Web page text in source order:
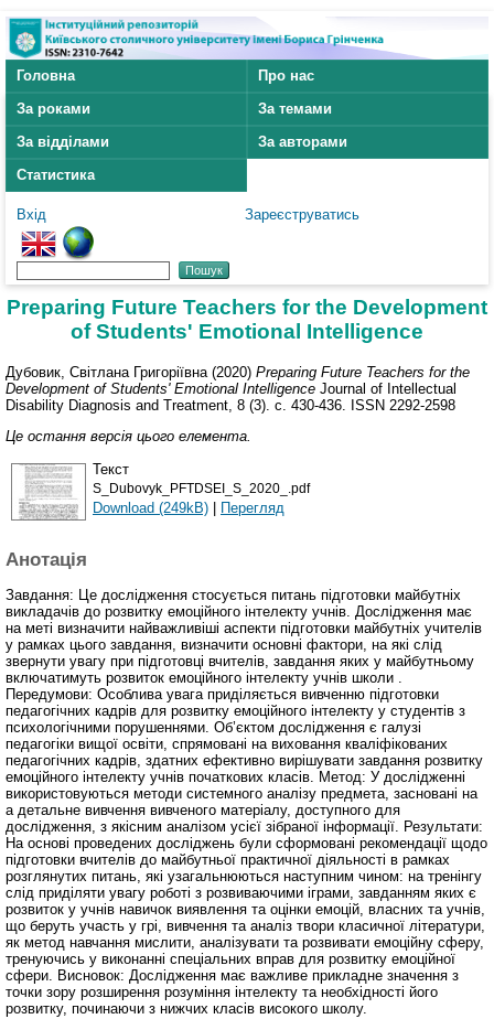
Головна
Про нас
За роками
За темами
За відділами
За авторами
Статистика
Вхід Зареєструватись
Preparing Future Teachers for the Development
of Students' Emotional Intelligence
Дубовик, Світлана Григоріївна (2020) Preparing Future Teachers for the
Development of Students' Emotional Intelligence Journal of Intellectual
Disability Diagnosis and Treatment, 8 (3). с. 430-436. ISSN 2292-2598
Це остання версія цього елемента.
Текст
S_Dubovyk_PFTDSEI_S_2020_.pdf
Download (249kB) Перегляд
Анотація
Завдання: Це дослідження стосується питань підготовки майбутніх
викладачів до розвитку емоційного інтелекту учнів. Дослідження має
на меті визначити найважливіші аспекти підготовки майбутніх учителів
у рамках цього завдання, визначити основні фактори, на які слід
звернути увагу при підготовці вчителів, завдання яких у майбутньому
включатимуть розвиток емоційного інтелекту учнів школи .
Передумови: Особлива увага приділяється вивченню підготовки
педагогічних кадрів для розвитку емоційного інтелекту у студентів з
психологічними порушеннями. Об’єктом дослідження є галузі
педагогіки вищої освіти, спрямовані на виховання кваліфікованих
педагогічних кадрів, здатних ефективно вирішувати завдання розвитку
емоційного інтелекту учнів початкових класів. Метод: У дослідженні
використовуються методи системного аналізу предмета, засновані на
a детальне вивчення вивченого матеріалу, доступного для
дослідження, з якісним аналізом усієї зібраної інформації. Результати:
На основі проведених досліджень були сформовані рекомендації щодо
підготовки вчителів до майбутньої практичної діяльності в рамках
розглянутих питань, які узагальнюються наступним чином: на тренінгу
слід приділяти увагу роботі з розвиваючими іграми, завданням яких є
розвиток у учнів навичок виявлення та оцінки емоцій, власних та учнів,
що беруть участь у грі, вивчення та аналіз твори класичної літератури,
як метод навчання мислити, аналізувати та розвивати емоційну сферу,
тренуючись у виконанні спеціальних вправ для розвитку емоційної
сфери. Висновок: Дослідження має важливе прикладне значення з
точки зору розширення розуміння інтелекту та необхідності його
розвитку, починаючи з нижчих класів високого школу.